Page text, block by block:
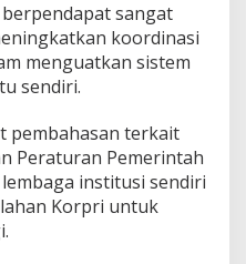
sangat
koordinasi
menguatkan sistem
sendiri.
pembahasan terkait
Peraturan Pemerintah
institusi sendiri
Korpri untuk